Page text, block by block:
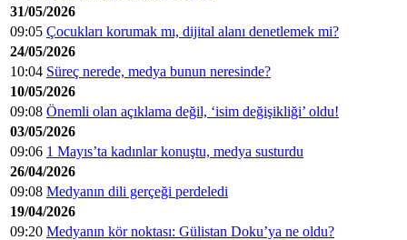
31/05/2026
09:05 Çocukları korumak mı, dijital alanı denetlemek mi?
24/05/2026
10:04 Süreç nerede, medya bunun neresinde?
10/05/2026
09:08 Önemli olan açıklama değil, ‘isim değişikliği’ oldu!
03/05/2026
09:06 1 Mayıs’ta kadınlar konuştu, medya susturdu
26/04/2026
09:08 Medyanın dili gerçeği perdeledi
19/04/2026
09:20 Medyanın kör noktası: Gülistan Doku’ya ne oldu?